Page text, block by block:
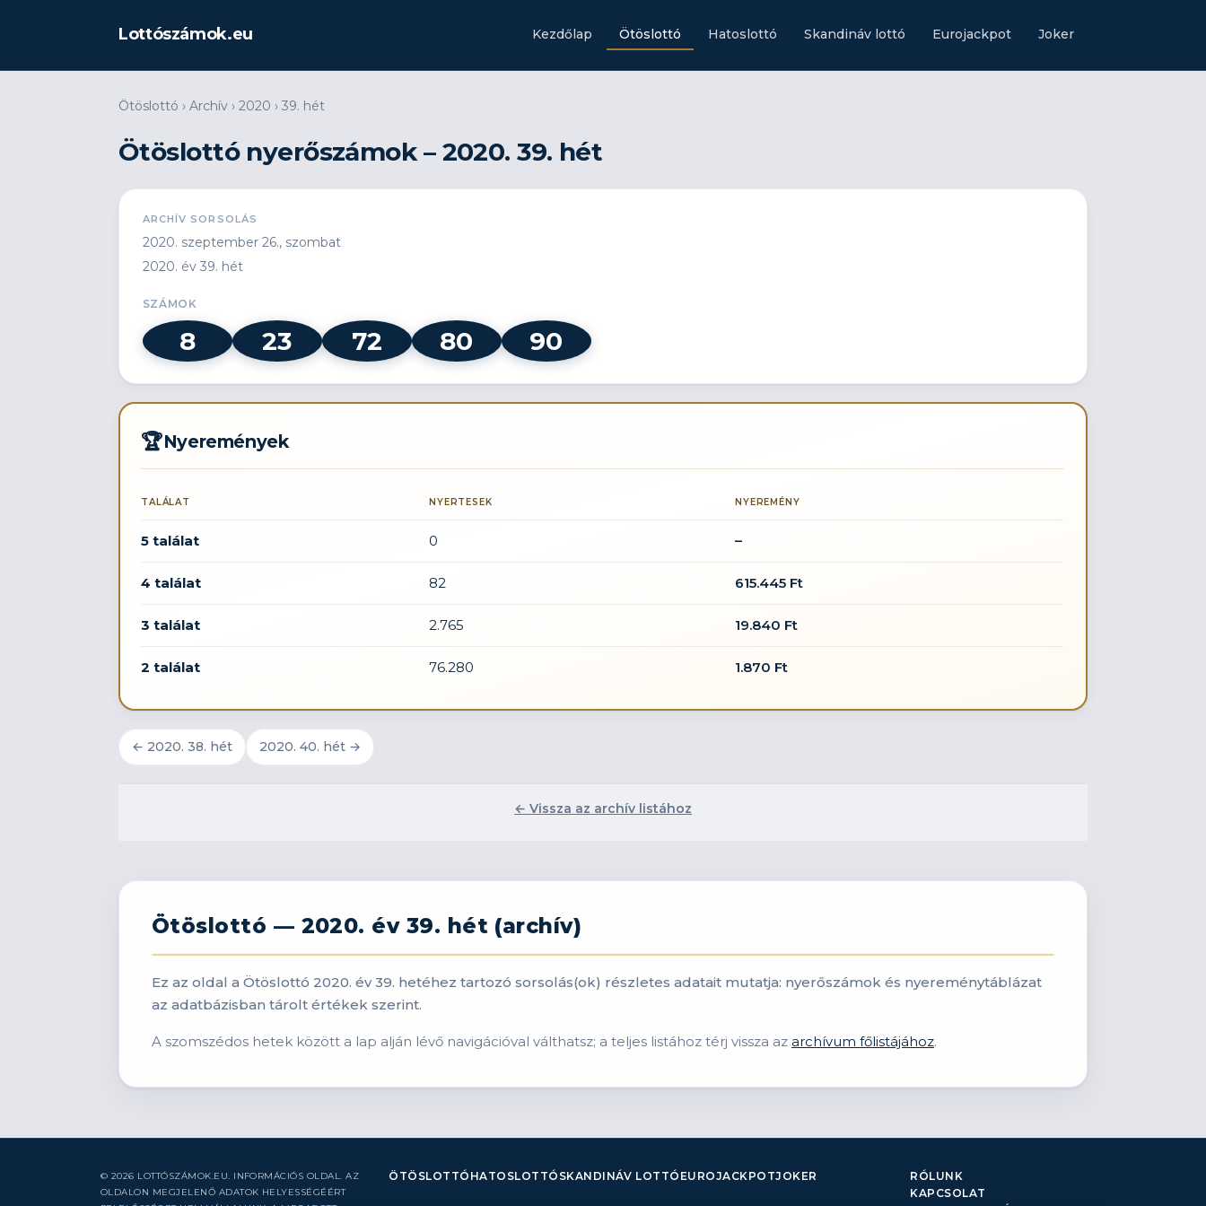
Lottószámok.eu Kezdőlap Ötöslottó Hatoslottó Skandináv lottó Eurojackpot Joker
Ötöslottó › Archív › 2020 › 39. hét
Ötöslottó nyerőszámok – 2020. 39. hét
ARCHÍV SORSOLÁS
2020. szeptember 26., szombat
2020. év 39. hét
SZÁMOK
8 23 72 80 90
🏆Nyeremények
TALÁLAT NYERTESEK NYEREMÉNY
5 találat 0 –
4 találat 82 615.445 Ft
3 találat 2.765 19.840 Ft
2 találat 76.280 1.870 Ft
← 2020. 38. hét 2020. 40. hét →
← Vissza az archív listához
Ötöslottó — 2020. év 39. hét (archív)
Ez az oldal a Ötöslottó 2020. év 39. hetéhez tartozó sorsolás(ok) részletes adatait mutatja: nyerőszámok és nyereménytáblázat
az adatbázisban tárolt értékek szerint.
A szomszédos hetek között a lap alján lévő navigációval válthatsz; a teljes listához térj vissza az archívum főlistájához.
© 2026 LOTTÓSZÁMOK.EU. INFORMÁCIÓS OLDAL. AZ
OLDALON MEGJELENŐ ADATOK HELYESSÉGÉÉRT
ÖTÖSLOTTÓ HATOSLOTTÓ SKANDINÁV LOTTÓ EUROJACKPOTJOKER
RÓLUNK
KAPCSOLAT